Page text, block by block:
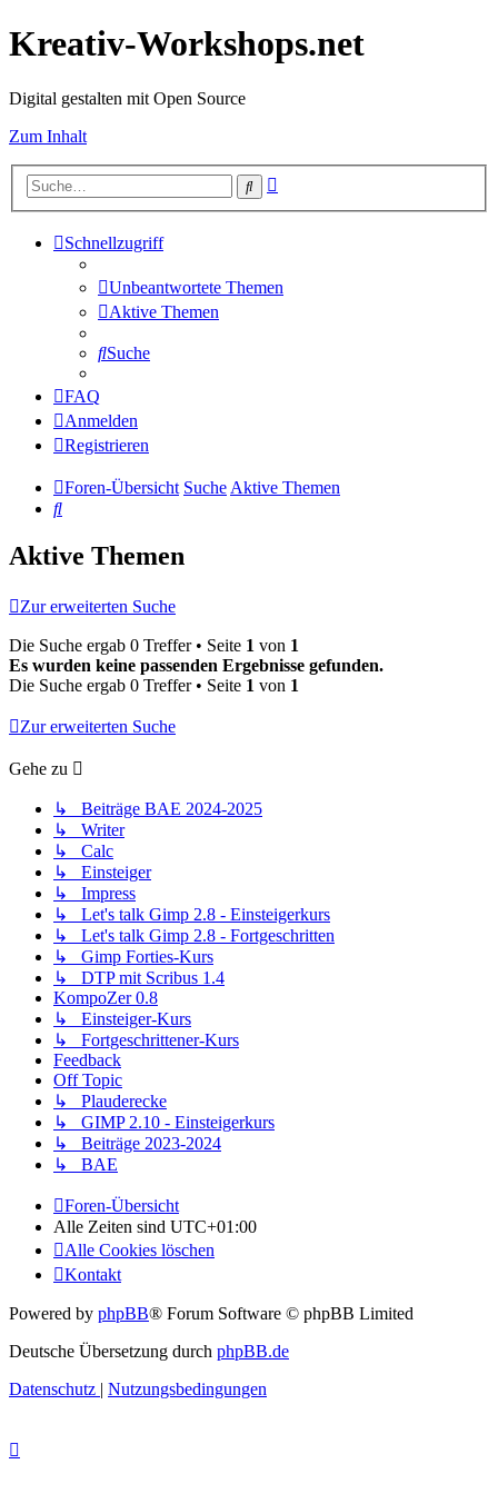
Kreativ-Workshops.net
Digital gestalten mit Open Source
Zum Inhalt
Suche
Schnellzugriff
Unbeantwortete Themen
Aktive Themen
Suche
FAQ
Anmelden
Registrieren
Foren-Übersicht SucheAktive Themen
Suche
Aktive Themen
Zur erweiterten Suche
Die Suche ergab 0 Treffer • Seite 1 von 1
Es wurden keine passenden Ergebnisse gefunden.
Die Suche ergab 0 Treffer • Seite 1 von 1
Zur erweiterten Suche
Gehe zu
↳ Beiträge BAE 2024-2025
↳ Writer
↳ Calc
↳ Einsteiger
↳ Impress
↳ Let's talk Gimp 2.8 - Einsteigerkurs
↳ Let's talk Gimp 2.8 - Fortgeschritten
↳ Gimp Forties-Kurs
↳ DTP mit Scribus 1.4
KompoZer 0.8
↳ Einsteiger-Kurs
↳ Fortgeschrittener-Kurs
Feedback
Off Topic
↳ Plauderecke
↳ GIMP 2.10 - Einsteigerkurs
↳ Beiträge 2023-2024
↳ BAE
Foren-Übersicht
Alle Zeiten sind UTC+01:00
Alle Cookies löschen
Kontakt
Powered by phpBB® Forum Software © phpBB Limited
Deutsche Übersetzung durch phpBB.de
Datenschutz | Nutzungsbedingungen